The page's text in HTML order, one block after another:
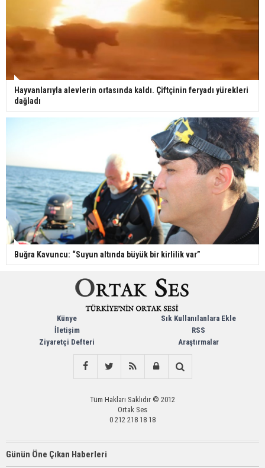
Hayvanlarıyla alevlerin ortasında kaldı. Çiftçinin feryadı yürekleri
dağladı
Buğra Kavuncu: “Suyun altında büyük bir kirlilik var”
Künye
İletişim
Ziyaretçi Defteri
Sık Kullanılanlara Ekle
RSS
Araştırmalar
Tüm Hakları Saklıdır © 2012
Ortak Ses
0 212 218 18 18
Günün Öne Çıkan Haberleri